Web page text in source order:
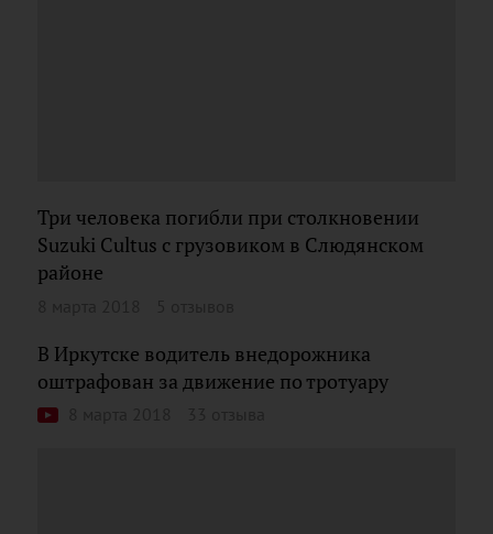
Три человека погибли при столкновении
Suzuki Cultus с грузовиком в Слюдянском
районе
В Иркутске водитель внедорожника
оштрафован за движение по тротуару